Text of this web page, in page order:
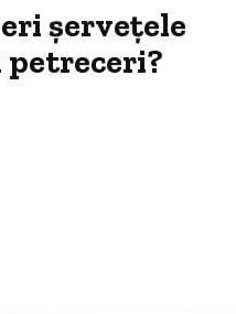
șervețele